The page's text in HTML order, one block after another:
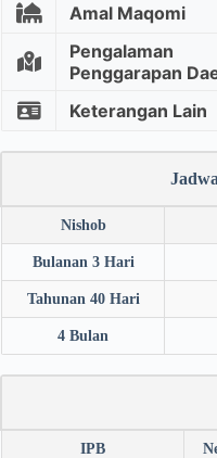
Amal Maqomi
Pengalaman
Penggarapan
Keterangan Lain
Nishob
Bulanan 3 Hari
Tahunan 40 Hari
4 Bulan
IPB